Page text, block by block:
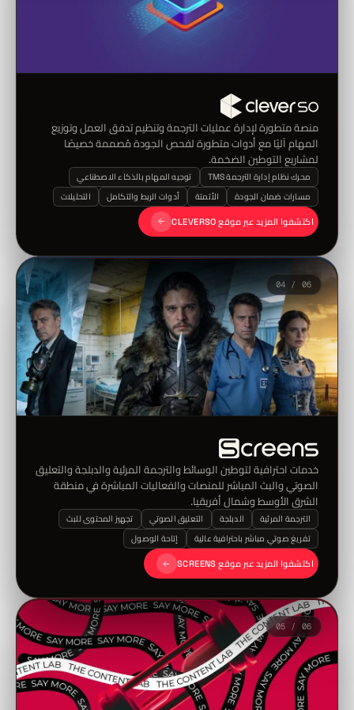
منصة متطورة لإدارة عمليات الترجمة وتنظيم تدفق العمل وتوزيع
المهام آليًا مع أدوات متطورة لفحص الجودة مُصممة خصيصًا
لمشاريع التوطين الضخمة.
محرك نظام إدارة الترجمة TMS
توجيه المهام بالذكاء الاصطناعي
مسارات ضمان الجودة
الأتمتة أدوات الربط والتكامل
التحليلات
اكتشفوا المزيد عبر موقع CLEVERSO
04 / 06
خدمات احترافية لتوطين الوسائط والترجمة المرئية والدبلجة والتعليق
الصوتي والبث المباشر للمنصات والفعاليات المباشرة في منطقة
الشرق الأوسط وشمال أفريقيا.
الترجمة المرئية الدبلجة التعليق الصوتي
تجهيز المحتوى للبث
تفريغ صوتي مباشر باحترافية عالية
إتاحة الوصول
اكتشفوا المزيد عبر موقع SCREENS
05 / 06